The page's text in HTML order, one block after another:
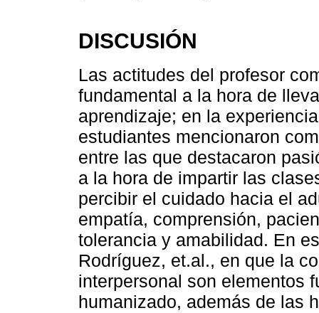
DISCUSIÓN
Las actitudes del profesor
fundamental a la hora de
aprendizaje; en la
estudiantes mencionaron
entre las que destacaron
a la hora de impartir las
percibir el cuidado hacia el
empatía, comprensión,
tolerancia y amabilidad. En
Rodríguez, et.al., en que la
interpersonal son elementos
humanizado, además de las